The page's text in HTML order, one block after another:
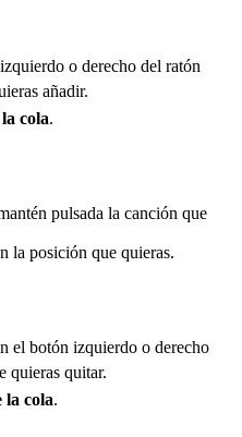
o derecho del ratón
añadir.
cola.
pulsada la canción que
la posición que quieras.
el botón izquierdo o derecho
quieras quitar.
la cola.